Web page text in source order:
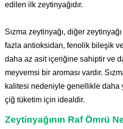
edilen ilk zeytinyağıdır.
Sızma zeytinyağı, diğer
fazla antioksidan, fenolik bileşik
daha az asit içeriğine sahiptir ve
meyvemsi bir aroması vardır.
kalitesi nedeniyle genellikle daha
çiğ tüketim için idealdir.
Zeytinyağının Raf Ömrü